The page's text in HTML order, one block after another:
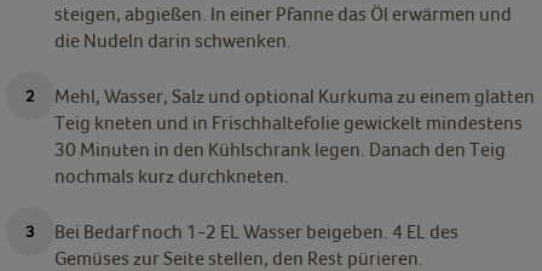
steigen, abgießen. In einer Pfanne das Öl erwärmen und
die Nudeln darin schwenken.
Mehl, Wasser, Salz und optional Kurkuma zu einem glatten
Teig kneten und in Frischhaltefolie gewickelt mindestens
30 Minuten in den Kühlschrank legen. Danach den Teig
nochmals kurz durchkneten.
Bei Bedarf noch 1-2 EL Wasser beigeben. 4 EL des
Gemüses zur Seite stellen, den Rest pürieren.